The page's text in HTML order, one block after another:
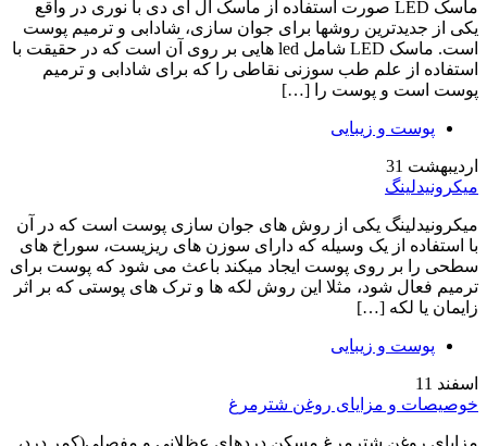
ماسک LED صورت استفاده از ماسک ال ای دی با نوری در واقع
یکی از جدیدترین روشها برای جوان سازی، شادابی و ترمیم پوست
است. ماسک LED شامل led هایی بر روی آن است که در حقیقت با
استفاده از علم طب سوزنی نقاطی را که برای شادابی و ترمیم
پوست است و پوست را […]
پوست و زیبایی
اردیبهشت 31
میکرونیدلینگ
میکرونیدلینگ یکی از روش های جوان سازی پوست است که در آن
با استفاده از یک وسیله که دارای سوزن های ریزیست، سوراخ های
سطحی را بر روی پوست ایجاد میکند باعث می شود که پوست برای
ترمیم فعال شود، مثلا این روش لکه ها و ترک های پوستی که بر اثر
زایمان یا لکه […]
پوست و زیبایی
اسفند 11
خوصیصات و مزایای روغن شترمرغ
مزایای روغن شترمرغ مسکن دردهای عظلانی و مفصلی(کمر درد،